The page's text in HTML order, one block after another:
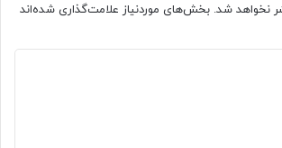
نخواهد شد. بخش‌های موردنیاز علامت‌گذاری شده‌اند